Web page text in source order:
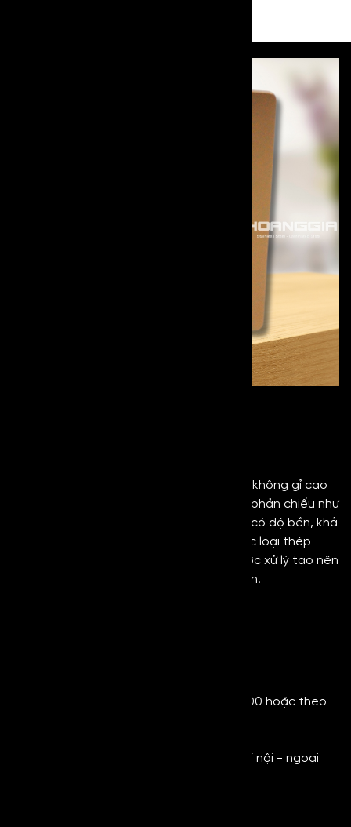
(mirror stainless steel) là thép không gỉ cao
cấp đã được xử lý bề mặt có độ bóng và phản chiếu như
gương. Về bản chất, dòng inox gương sẽ có độ bền, khả
năng chống ăn mòn, chống gỉ sét như các loại thép
thông thường, kết hợp với bề mặt đã được xử lý tạo nên
giá trị thẩm mỹ cao, độc đáo và mới lạ hơn.
- Kích thước: 1219mm x 2438mm, 1219 x 3000 hoặc theo
- Ứng dụng: Sản xuất thang máy, trang trí nội - ngoại